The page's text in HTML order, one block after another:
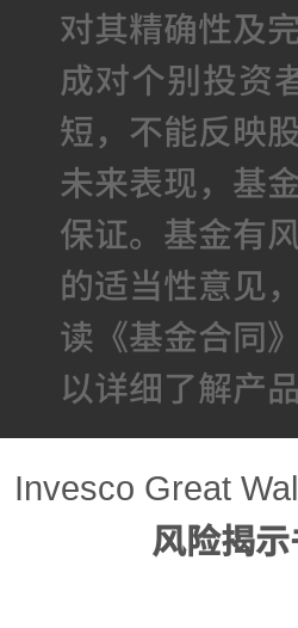
对其精确性及
成对个别投资
短，不能反映
未来表现，基
保证。基金有
的适当性意见
读《基金合同
以详细了解产品
Invesco Great
风险揭示